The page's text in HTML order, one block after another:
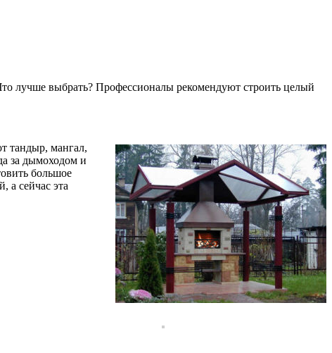
лучше выбрать? Профессионалы рекомендуют строить целый
тандыр, мангал,
за дымоходом и
большое
а сейчас эта